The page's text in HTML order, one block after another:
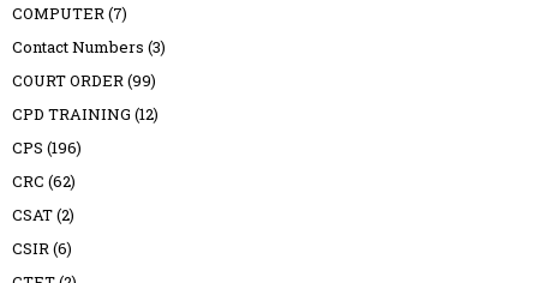
COMPUTER(7)
Contact Numbers (3)
COURT ORDER(99)
CPD TRAINING (12)
CPS (196)
CRC (62)
CSAT(2)
CSIR(6)